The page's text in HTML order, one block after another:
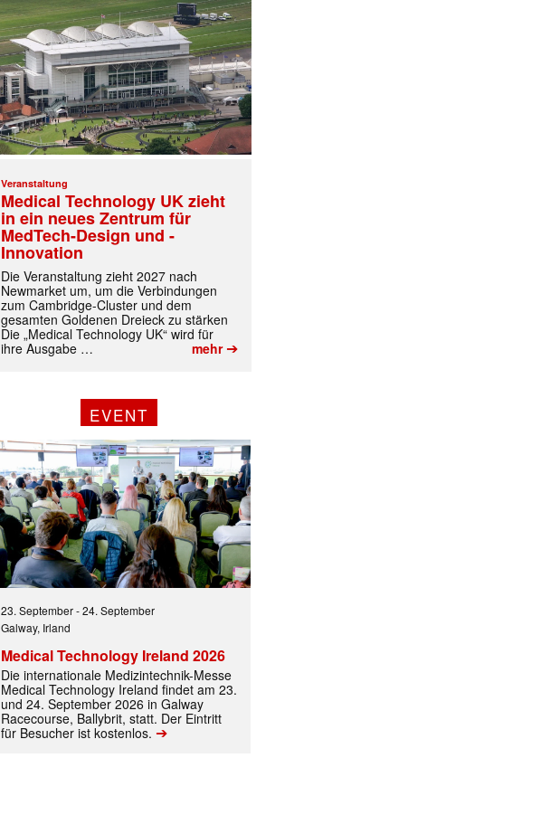
Veranstaltung
Medical Technology UK zieht
in ein neues Zentrum für
MedTech-Design und -
Innovation
Die Veranstaltung zieht 2027 nach
Newmarket um, um die Verbindungen
zum Cambridge-Cluster und dem
gesamten Goldenen Dreieck zu stärken
Die „Medical Technology UK“ wird für
ihre Ausgabe …
mehr➔
EVENT
23. September-24. September
Galway, Irland
Medical Technology Ireland 2026
Die internationale Medizintechnik-Messe
Medical Technology Ireland findet am 23.
und 24. September 2026 in Galway
Racecourse, Ballybrit, statt. Der Eintritt
für Besucher ist kostenlos. ➔